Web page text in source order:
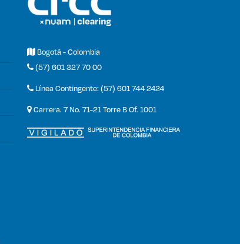
Bogotá - Colombia
(57) 601 327 70 00
Línea Contingente: (57) 601 744 2424
Carrera. 7 No. 71-21 Torre B Of. 1001